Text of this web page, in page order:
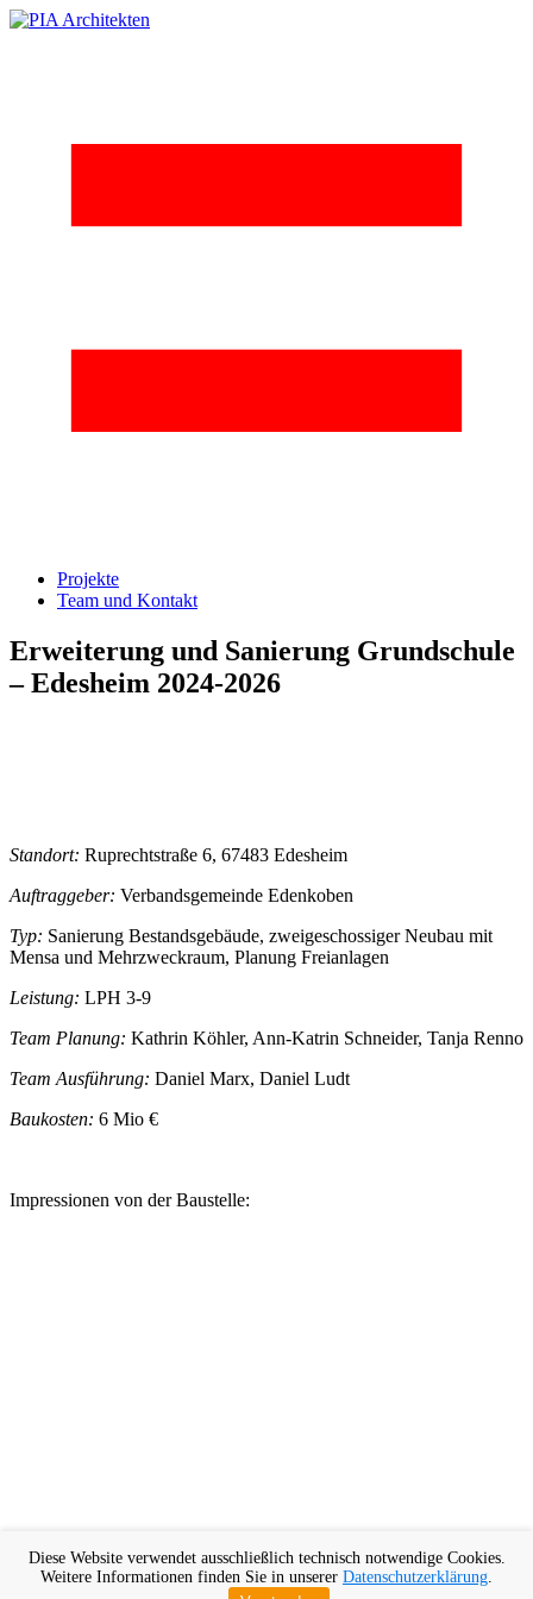
Projekte
Team und Kontakt
Erweiterung und Sanierung Grundschule
– Edesheim 2024-2026
Standort: Ruprechtstraße 6, 67483 Edesheim
Auftraggeber: Verbandsgemeinde Edenkoben
Typ: Sanierung Bestandsgebäude, zweigeschossiger Neubau mit
Mensa und Mehrzweckraum, Planung Freianlagen
Leistung: LPH 3-9
Team Planung: Kathrin Köhler, Ann-Katrin Schneider, Tanja Renno
Team Ausführung: Daniel Marx, Daniel Ludt
Baukosten: 6 Mio €
Impressionen von der Baustelle:
Diese Website verwendet ausschließlich technisch notwendige Cookies.
Weitere Informationen finden Sie in unserer Datenschutzerklärung.